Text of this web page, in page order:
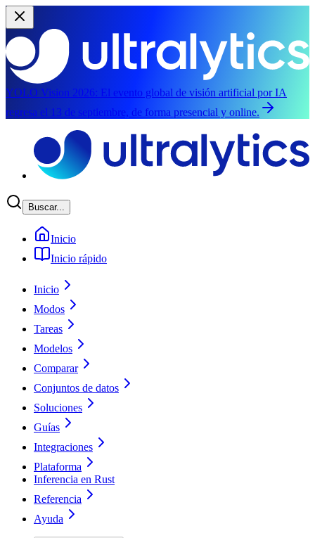
YOLO Vision 2026: El evento global de visión artificial por IA
regresa el 13 de septiembre, de forma presencial y online.
Buscar...
Inicio
Inicio rápido
Inicio
Modos
Tareas
Modelos
Comparar
Conjuntos de datos
Soluciones
Guías
Integraciones
Plataforma
Inferencia en Rust
Referencia
Ayuda